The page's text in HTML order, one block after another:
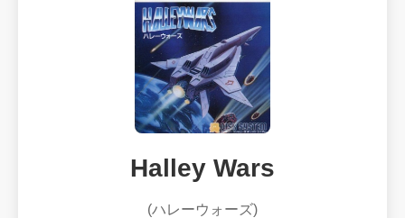
Halley Wars
(ハレーウォーズ)